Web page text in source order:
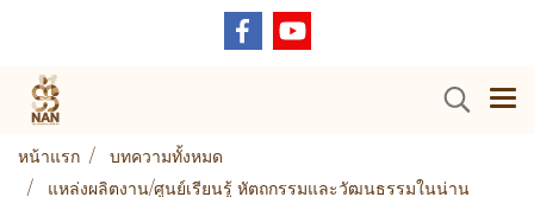
หน้าแรก
บทความทั้งหมด
แหล่งผลิตงาน/ศูนย์เรียนรู้ หัตถกรรมและวัฒนธรรมในน่าน